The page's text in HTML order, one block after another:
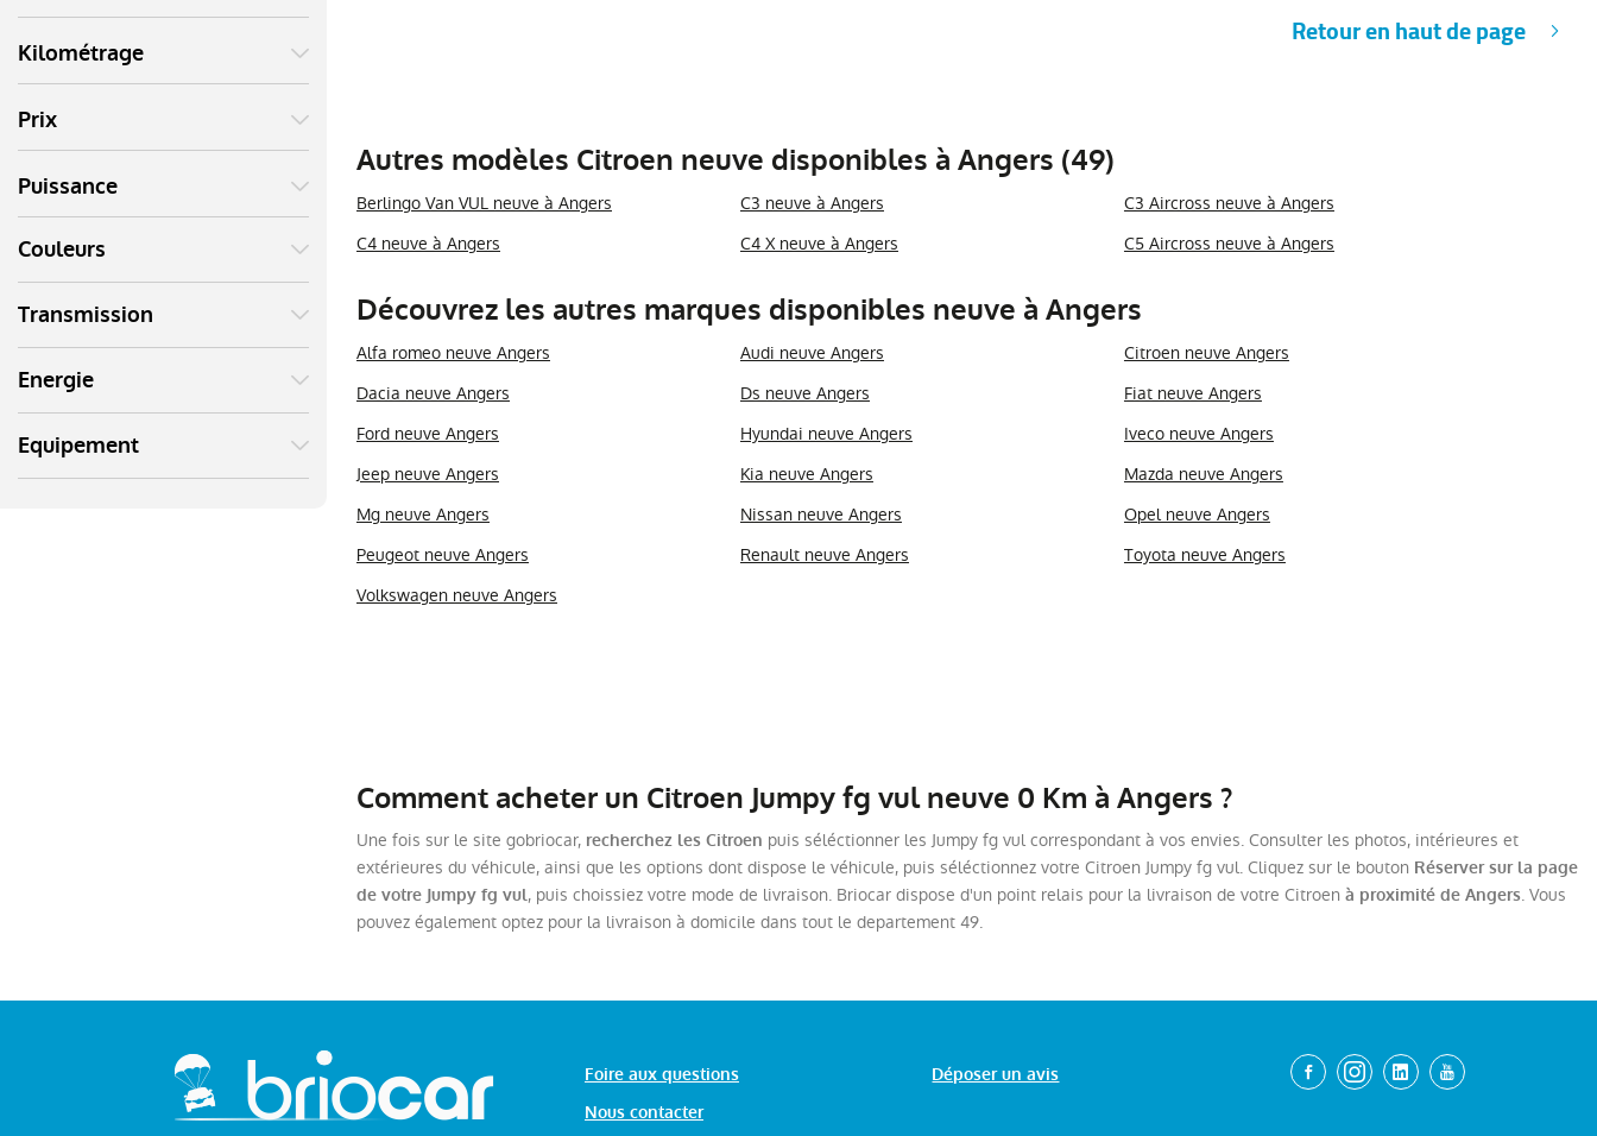
Kilométrage
Prix
Puissance
Couleurs
Transmission
Energie
Equipement
Retour en haut de page
Autres modèles Citroen neuve disponibles à Angers (49)
Berlingo Van VUL neuve à Angers C3 neuve à Angers
C3 Aircross neuve à Angers
C4 neuve à Angers
C4 X neuve à Angers C5 Aircross neuve à Angers
Découvrez les autres marques disponibles neuve à Angers
Alfa romeo neuve Angers Audi neuve Angers
Citroen neuve Angers
Dacia neuve Angers
Ds neuve Angers
Fiat neuve Angers
Ford neuve Angers
Hyundai neuve Angers
Iveco neuve Angers
Jeep neuve Angers
Kia neuve Angers
Mazda neuve Angers
Mg neuve Angers
Nissan neuve Angers
Opel neuve Angers
Peugeot neuve Angers
Renault neuve Angers
Toyota neuve Angers
Volkswagen neuve Angers
Comment acheter un Citroen Jumpy fg vul neuve 0 Km à Angers ?
Une fois sur le site gobriocar, recherchez les Citroen puis séléctionner les Jumpy fg vul correspondant à vos envies. Consulter les photos, intérieures et
extérieures du véhicule, ainsi que les options dont dispose le véhicule, puis séléctionnez votre Citroen Jumpy fg vul. Cliquez sur le bouton Réserver sur la page
de votre Jumpy fg vul, puis choissiez votre mode de livraison. Briocar dispose d'un point relais pour la livraison de votre Citroen à proximité de Angers. Vous
pouvez également optez pour la livraison à domicile dans tout le departement 49.
Foire aux questions
Nous contacter
Déposer un avis